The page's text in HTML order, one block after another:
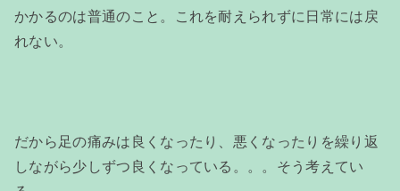
かかるのは普通のこと。これを耐えられずに日常には戻
れない。
だから足の痛みは良くなったり、悪くなったりを繰り返
しながら少しずつ良くなっている。。。そう考えてい